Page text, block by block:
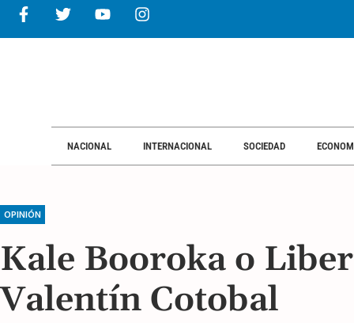
NACIONAL INTERNACIONAL SOCIEDAD
OPINIÓN
Kale Booroka o
Valentín Cotobal